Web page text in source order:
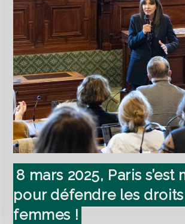
8 mars 2025, Paris s’est
pour défendre les
femmes !